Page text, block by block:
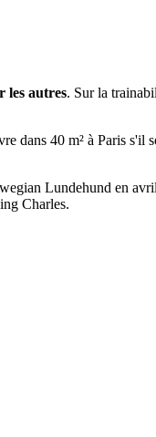
les autres. Sur la
dans 40 m² à Paris s'il
Lundehund en
Charles.